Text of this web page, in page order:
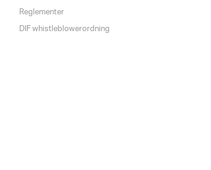
Reglementer
DIF whistleblowerordning